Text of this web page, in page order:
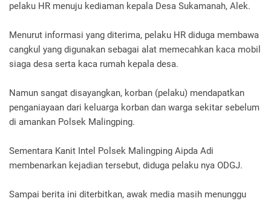
pelaku HR menuju kediaman kepala Desa Sukamanah, Alek.
Menurut informasi yang diterima, pelaku HR diduga membawa
cangkul yang digunakan sebagai alat memecahkan kaca mobil
siaga desa serta kaca rumah kepala desa.
Namun sangat disayangkan, korban (pelaku) mendapatkan
penganiayaan dari keluarga korban dan warga sekitar sebelum
di amankan Polsek Malingping.
Sementara Kanit Intel Polsek Malingping Aipda Adi
membenarkan kejadian tersebut, diduga pelaku nya ODGJ.
Sampai berita ini diterbitkan, awak media masih menunggu